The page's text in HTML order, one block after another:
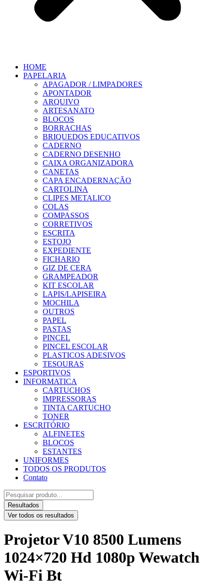
HOME
PAPELARIA
APAGADOR / LIMPADORES
APONTADOR
ARQUIVO
ARTESANATO
BLOCOS
BORRACHAS
BRIQUEDOS EDUCATIVOS
CADERNO
CADERNO DESENHO
CAIXA ORGANIZADORA
CANETAS
CAPA ENCADERNAÇÃO
CARTOLINA
CLIPES METALICO
COLAS
COMPASSOS
CORRETIVOS
ESCRITA
ESTOJO
EXPEDIENTE
FICHARIO
GIZ DE CERA
GRAMPEADOR
KIT ESCOLAR
LAPIS/LAPISEIRA
MOCHILA
OUTROS
PAPEL
PASTAS
PINCEL
PINCEL ESCOLAR
PLASTICOS ADESIVOS
TESOURAS
ESPORTIVOS
INFORMATICA
CARTUCHOS
IMPRESSORAS
TINTA CARTUCHO
TONER
ESCRITÓRIO
ALFINETES
BLOCOS
ESTANTES
UNIFORMES
TODOS OS PRODUTOS
Contato
Pesquisar
...Resultados
Ver todos os resultados
Projetor V10 8500 Lumens
1024×720 Hd 1080p Wewatch
Wi-Fi Bt